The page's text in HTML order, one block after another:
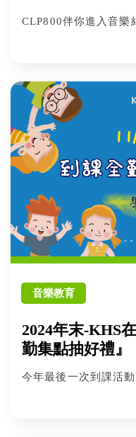
CLP800伴你進入音樂
音樂教育
2024年末-KHS
勤集點抽好禮』
今年最後一次到課活